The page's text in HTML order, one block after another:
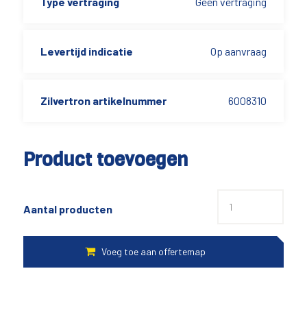
Product toevoegen
Aantal producten
Levertijd indicatie Op aanvraag
Zilvertron artikelnummer 6008310